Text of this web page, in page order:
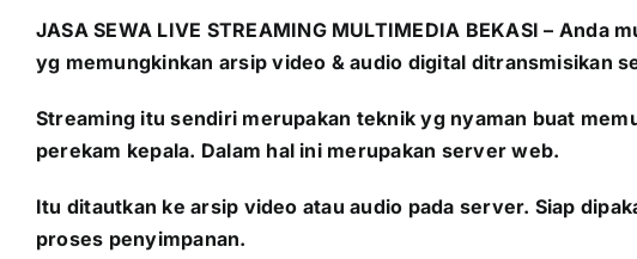
JASA SEWA LIVE STREAMING MULTIMEDIA BEKASI – Anda
yg memungkinkan arsip video & audio digital ditransmisikan
Streaming itu sendiri merupakan teknik yg nyaman buat
perekam kepala. Dalam hal ini merupakan server web.
Itu ditautkan ke arsip video atau audio pada server. Siap
proses penyimpanan.